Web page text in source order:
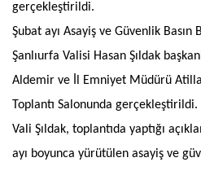
gerçekleştirildi.
Şubat ayı Asayiş ve Güvenlik Basın
Şanlıurfa Valisi Hasan Şıldak
Aldemir ve İl Emniyet Müdürü Atilla
Toplantı Salonunda gerçekleştirildi.
Vali Şıldak, toplantıda yaptığı
ayı boyunca yürütülen asayiş ve